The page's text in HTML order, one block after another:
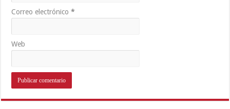
Correo electrónico*
Web